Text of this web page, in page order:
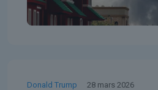
Donald Trump 28 mars 2026